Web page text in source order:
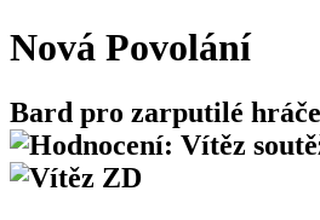
Nová Povolání
Bard pro zarputilé